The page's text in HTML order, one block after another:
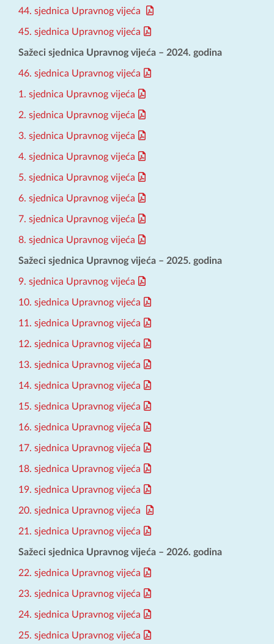
44. sjednica Upravnog vijeća
45. sjednica Upravnog vijeća
Sažeci sjednica Upravnog vijeća – 2024. godina
46. sjednica Upravnog vijeća
1. sjednica Upravnog vijeća
2. sjednica Upravnog vijeća
3. sjednica Upravnog vijeća
4. sjednica Upravnog vijeća
5. sjednica Upravnog vijeća
6. sjednica Upravnog vijeća
7. sjednica Upravnog vijeća
8. sjednica Upravnog vijeća
Sažeci sjednica Upravnog vijeća – 2025. godina
9. sjednica Upravnog vijeća
10. sjednica Upravnog vijeća
11. sjednica Upravnog vijeća
12. sjednica Upravnog vijeća
13. sjednica Upravnog vijeća
14. sjednica Upravnog vijeća
15. sjednica Upravnog vijeća
16. sjednica Upravnog vijeća
17. sjednica Upravnog vijeća
18. sjednica Upravnog vijeća
19. sjednica Upravnog vijeća
20. sjednica Upravnog vijeća
21. sjednica Upravnog vijeća
Sažeci sjednica Upravnog vijeća – 2026. godina
22. sjednica Upravnog vijeća
23. sjednica Upravnog vijeća
24. sjednica Upravnog vijeća
25. sjednica Upravnog vijeća